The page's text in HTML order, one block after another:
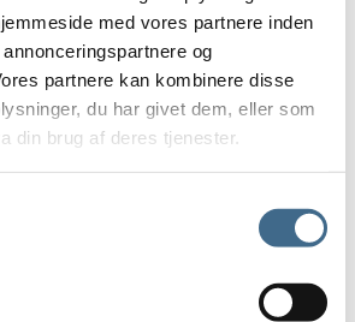
med vores partnere inden
og
partnere kan kombinere disse
du har givet dem, eller som
din brug af deres tjenester.
15 cm.